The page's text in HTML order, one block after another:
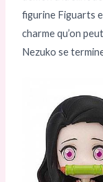
figurine Figuarts
charme qu’on
Nezuko se